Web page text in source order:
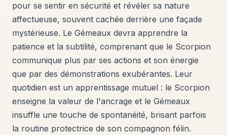
pour se sentir en sécurité et révéler sa nature
affectueuse, souvent cachée derrière une façade
mystérieuse. Le Gémeaux devra apprendre la
patience et la subtilité, comprenant que le Scorpion
communique plus par ses actions et son énergie
que par des démonstrations exubérantes. Leur
quotidien est un apprentissage mutuel : le Scorpion
enseigne la valeur de l'ancrage et le Gémeaux
insuffle une touche de spontanéité, brisant parfois
la routine protectrice de son compagnon félin.